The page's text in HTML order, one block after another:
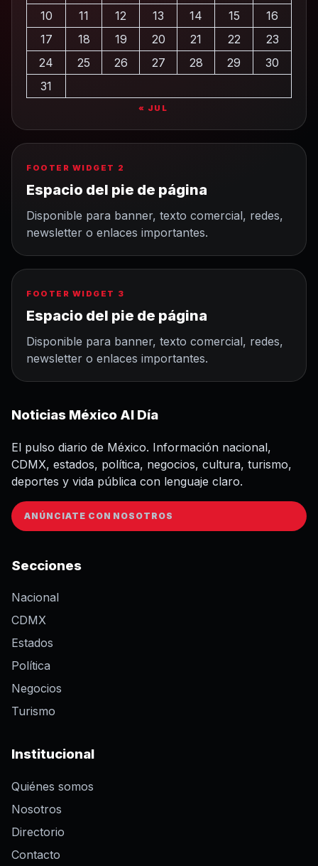
10
11 12 13 14 15
16
17
18 19 20 21 22
23
24
25 26 27 28 29
30
31
« JUL
FOOTER WIDGET 2
Espacio del pie de página
Disponible para banner, texto comercial, redes,
newsletter o enlaces importantes.
FOOTER WIDGET 3
Espacio del pie de página
Disponible para banner, texto comercial, redes,
newsletter o enlaces importantes.
Noticias México Al Día
El pulso diario de México. Información nacional,
CDMX, estados, política, negocios, cultura, turismo,
deportes y vida pública con lenguaje claro.
ANÚNCIATE CON NOSOTROS
Secciones
Nacional
CDMX
Estados
Política
Negocios
Turismo
Institucional
Quiénes somos
Nosotros
Directorio
Contacto